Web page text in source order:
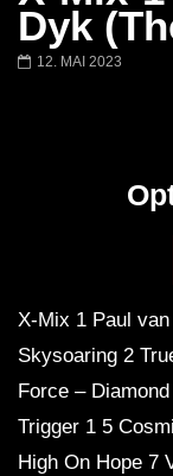
Techno Mix
ANDATA | Adam
Dyk
12. MAI 2023
X-Mix 1 Paul
Skysoaring 2
Force –
Trigger 1 5
High On Hope 7